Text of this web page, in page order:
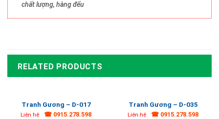
chất lượng, hàng đểu
RELATED PRODUCTS
Tranh Gương – D-017
Liên hệ ☎ 0915.278.598
Tranh Gương – D-035
Liên hệ ☎ 0915.278.598